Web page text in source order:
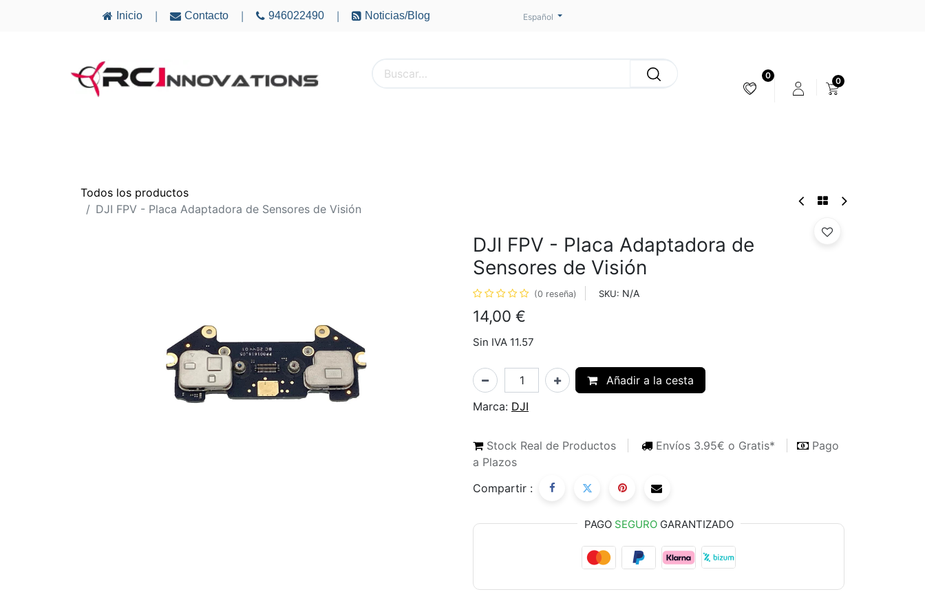
Inicio Contacto 946022490 Noticias/Blog Español
0
0
Todos los productos
DJI FPV - Placa Adaptadora de Sensores de Visión
DJI FPV - Placa Adaptadora de
Sensores de Visión
(0 reseña) SKU: N/A
14,00 €
Sin IVA 11.57
Añadir a la cesta
Marca: DJI
Stock Real de Productos Envíos 3.95€ o Gratis*
Pago
a Plazos
Compartir :
PAGO SEGUROGARANTIZADO